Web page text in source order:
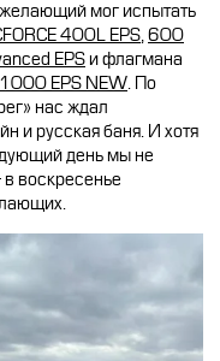
мог испытать
400L EPS,600
EPSи флагмана
EPS NEW. По
нас ждал
и русская баня. И хотя
день мы не
воскресенье